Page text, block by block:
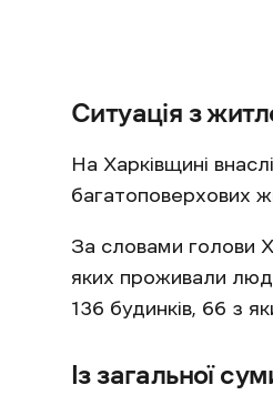
Ситуація з
На Харківщині
багатоповерхових
За словами голови
яких проживали
136 будинків, 66 з
Із загальної